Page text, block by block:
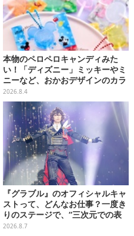
本物のペロペロキャンディみた
い！「ディズニー」ミッキーやミ
ニーなど、おかおデザインのカラ
フルチャーム全10種が8月31日発
売
2026.8.4
『グラブル』のオフィシャルキャ
ストって、どんなお仕事？一度き
りのステージで、“三次元での表
現”に全力を懸けるキャスト陣の
2026.8.7